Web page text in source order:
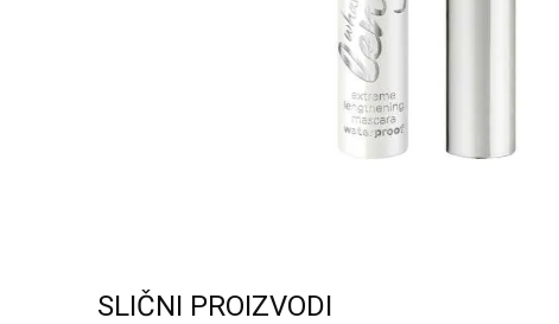
SLIČNI PROIZVODI